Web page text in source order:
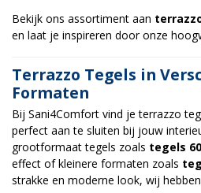
Bekijk ons assortiment aan
en laat je inspireren door onze
Terrazzo Tegels in
Formaten
Bij Sani4Comfort vind je terrazzo
perfect aan te sluiten bij jouw
grootformaat tegels zoals tegels
effect of kleinere formaten zoals
strakke en moderne look, wij